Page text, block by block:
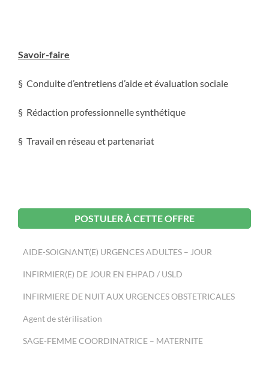
Savoir-faire
§ Conduite d’entretiens d’aide et évaluation sociale
§ Rédaction professionnelle synthétique
§ Travail en réseau et partenariat
POSTULER À CETTE OFFRE
AIDE-SOIGNANT(E) URGENCES ADULTES – JOUR
INFIRMIER(E) DE JOUR EN EHPAD / USLD
INFIRMIERE DE NUIT AUX URGENCES OBSTETRICALES
Agent de stérilisation
SAGE-FEMME COORDINATRICE – MATERNITE